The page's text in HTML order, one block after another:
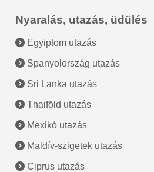
Nyaralás, utazás, üdülés
Egyiptom utazás
Spanyolország utazás
Sri Lanka utazás
Thaiföld utazás
Mexikó utazás
Maldív-szigetek utazás
Ciprus utazás